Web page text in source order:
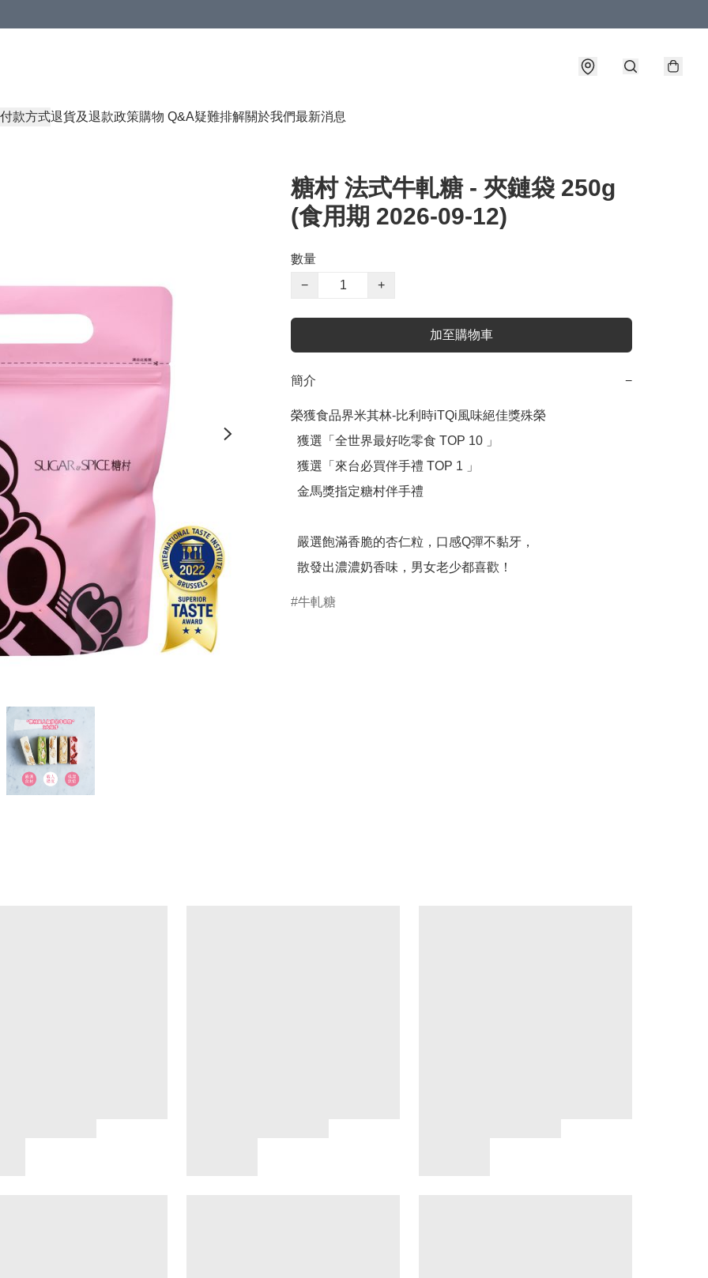
付款方式退貨及退款政策購物 Q&A疑難排解關於我們最新消息
糖村 法式牛軋糖 - 夾鏈袋 250g
(食用期 2026-09-12)
數量
−
+
加至購物車
簡介 −
榮獲食品界米其林-比利時iTQi風味絕佳獎殊榮
  散發出濃濃奶香味，男女老少都喜歡！
牛軋糖